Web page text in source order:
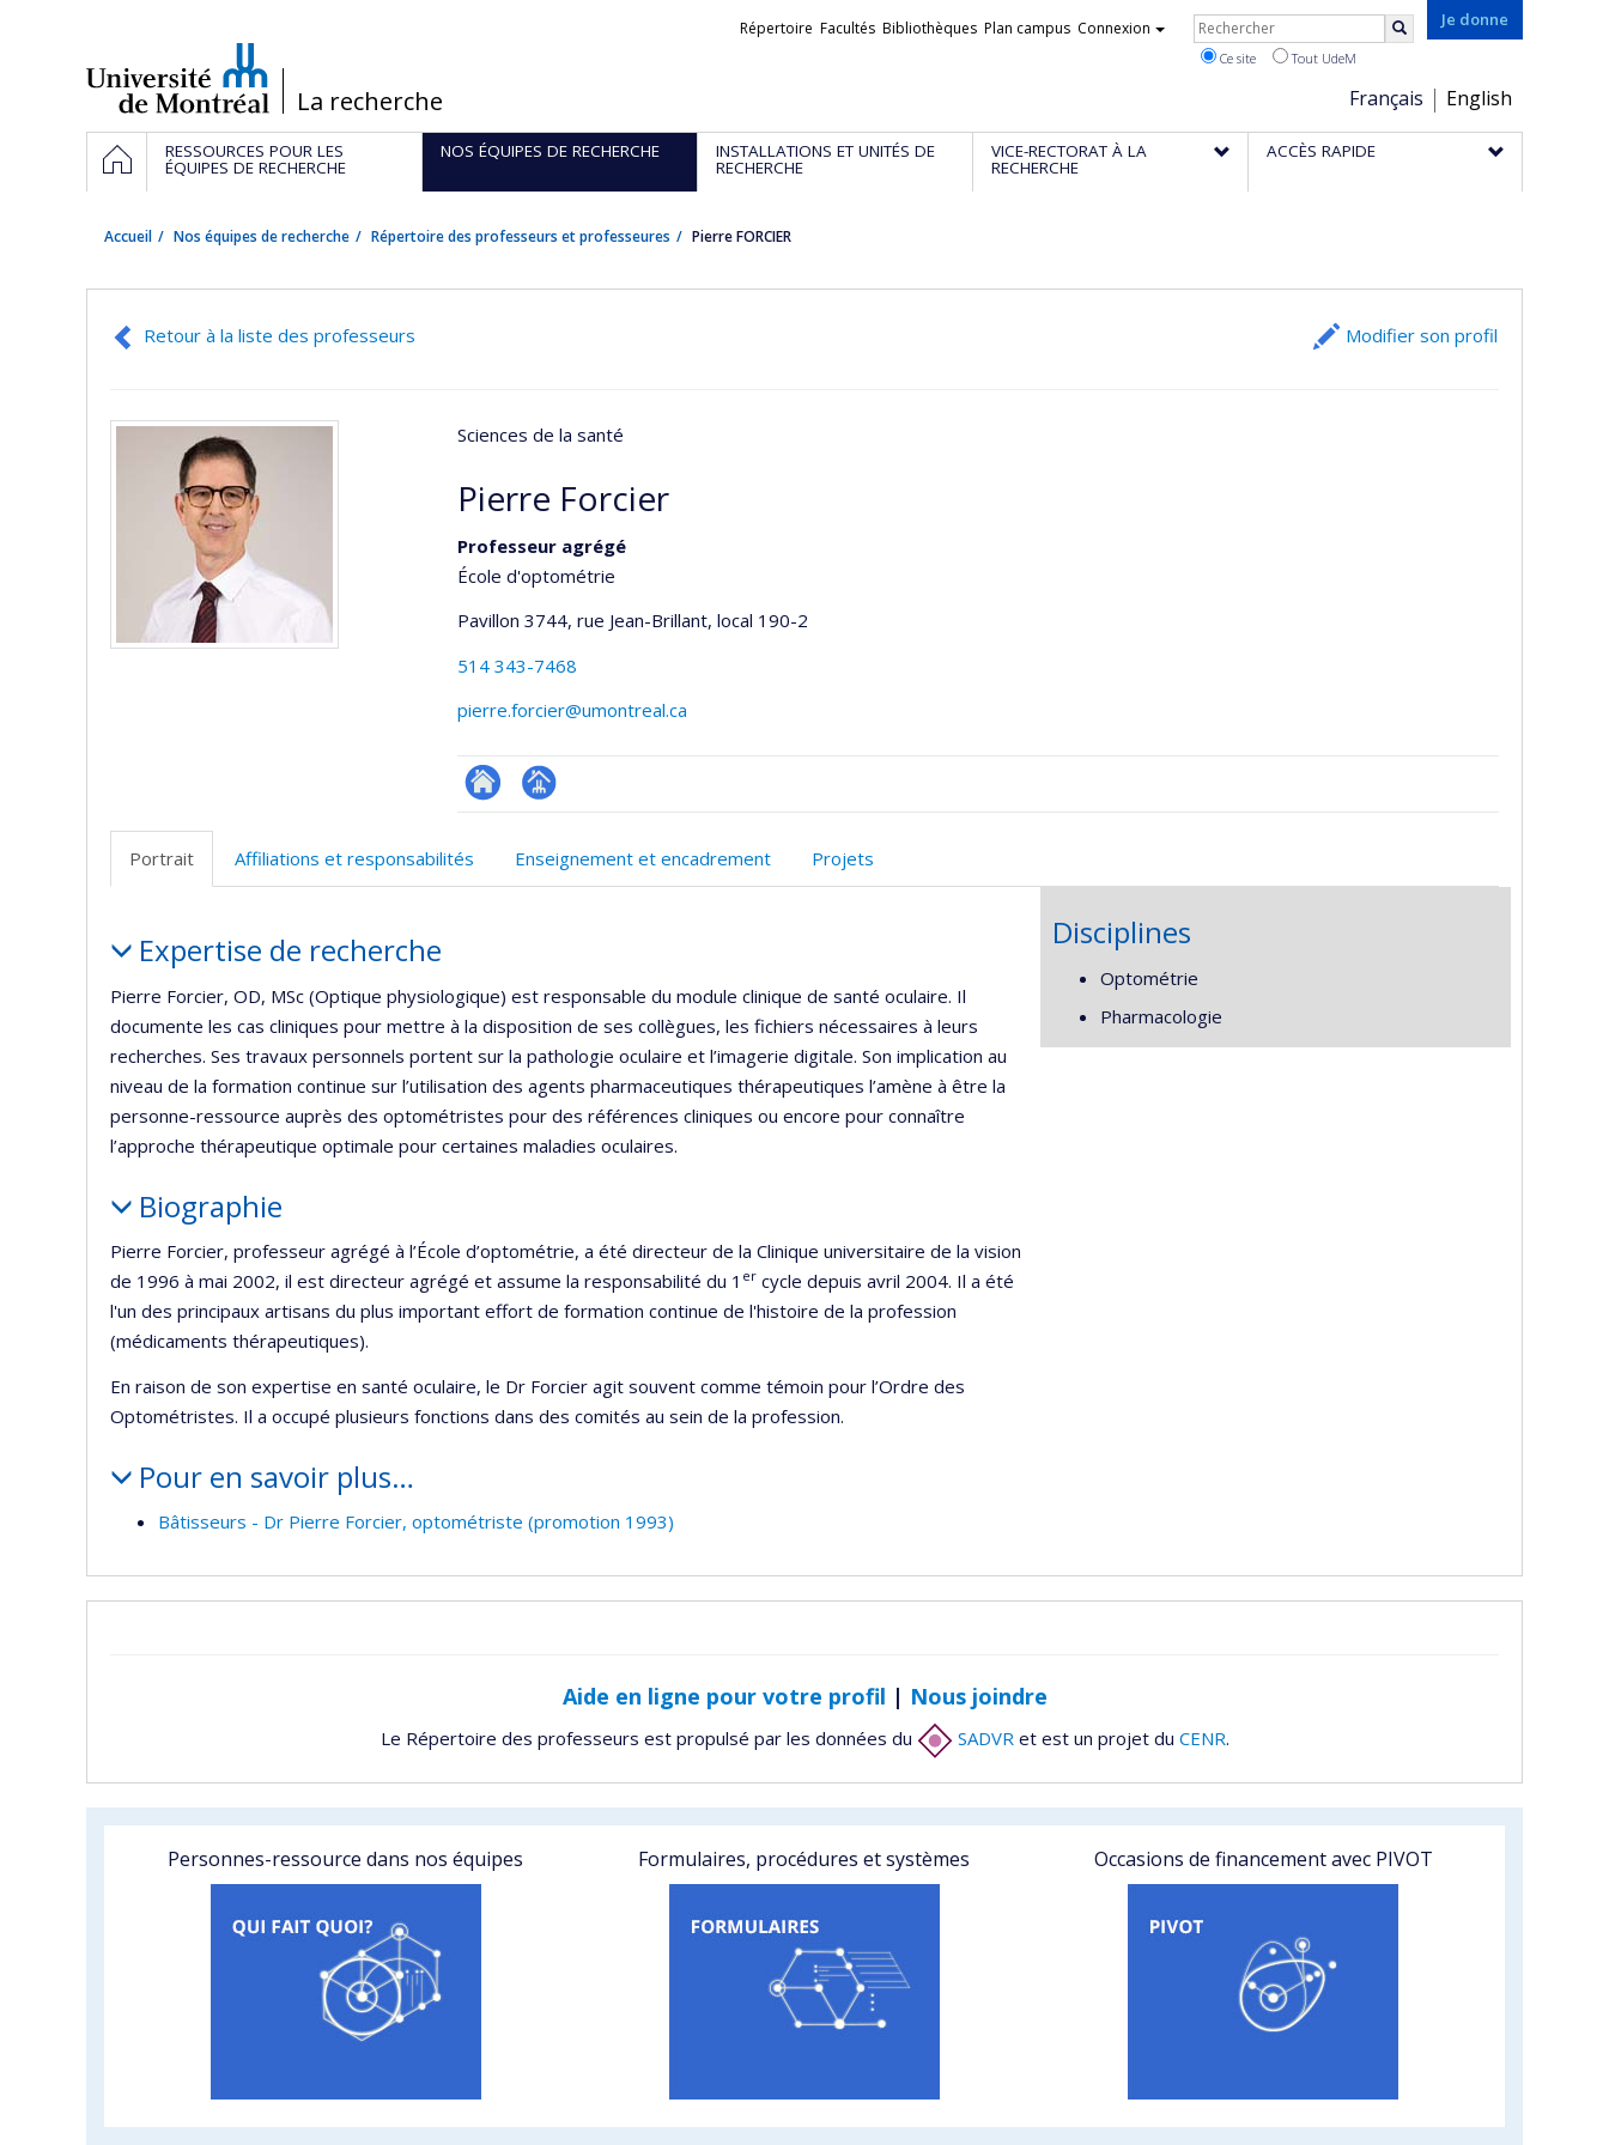
/La recherche
Je donne
Choix
de
la
Français English
Liens
Répertoire Facultés Bibliothèques Plan campus Connexion Rechercher
Ce site Tout UdeM
Navigation
principale
ACCUEILRESSOURCES POUR LES
ÉQUIPES DE RECHERCHE
NOS ÉQUIPES DE RECHERCHE INSTALLATIONS ET UNITÉS DE
RECHERCHE
VICE-RECTORAT À LA
RECHERCHE
ACCÈS RAPIDE
Accueil Nos équipes de recherche Répertoire des professeurs et professeures Pierre FORCIER
Retour à la liste des professeurs Modifier son profil
Sciences de la santé
Pierre Forcier
Professeur agrégé
École d'optométrie
Pavillon 3744, rue Jean-Brillant, local 190-2
514 343-7468
pierre.forcier@umontreal.ca
ResearchGate
Page
(faculté,département,école)
Portrait Affiliations et responsabilités Enseignement et encadrement Projets
Expertise de recherche
Pierre Forcier, OD, MSc (Optique physiologique) est responsable du module clinique de santé oculaire. Il
documente les cas cliniques pour mettre à la disposition de ses collègues, les fichiers nécessaires à leurs
recherches. Ses travaux personnels portent sur la pathologie oculaire et l’imagerie digitale. Son implication au
niveau de la formation continue sur l’utilisation des agents pharmaceutiques thérapeutiques l’amène à être la
personne-ressource auprès des optométristes pour des références cliniques ou encore pour connaître
l’approche thérapeutique optimale pour certaines maladies oculaires.
Biographie
Pierre Forcier, professeur agrégé à l’École d’optométrie, a été directeur de la Clinique universitaire de la vision
de 1996 à mai 2002, il est directeur agrégé et assume la responsabilité du 1 er cycle depuis avril 2004. Il a été
l'un des principaux artisans du plus important effort de formation continue de l'histoire de la profession
(médicaments thérapeutiques).
En raison de son expertise en santé oculaire, le Dr Forcier agit souvent comme témoin pour l’Ordre des
Optométristes. Il a occupé plusieurs fonctions dans des comités au sein de la profession.
Pour en savoir plus…
Bâtisseurs - Dr Pierre Forcier, optométriste (promotion 1993)
Disciplines
Optométrie
Pharmacologie
Aide en ligne pour votre profil | Nous joindre
Le Répertoire des professeurs est propulsé par les données du SADVRet est un projet du CENR.
Personnes-ressource dans nos équipes Formulaires, procédures et systèmes Occasions de financement avec PIVOT